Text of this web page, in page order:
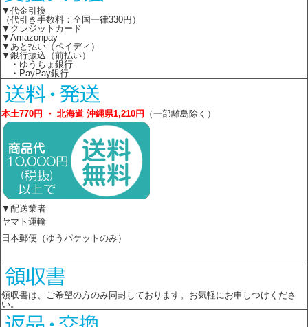
▼代金引換
（代引き手数料：全国一律330円）
▼クレジットカード
▼Amazonpay
▼あと払い（ペイディ）
▼銀行振込（前払い）
・ゆうちょ銀行
・PayPay銀行
本土770円 ・ 北海道 沖縄県1,210円 （一部離島除く）
▼配送業者
ヤマト運輸
日本郵便（ゆうパケットのみ）
領収書は、ご希望の方のみ同封しております。お気軽にお申しつけくださ
い。